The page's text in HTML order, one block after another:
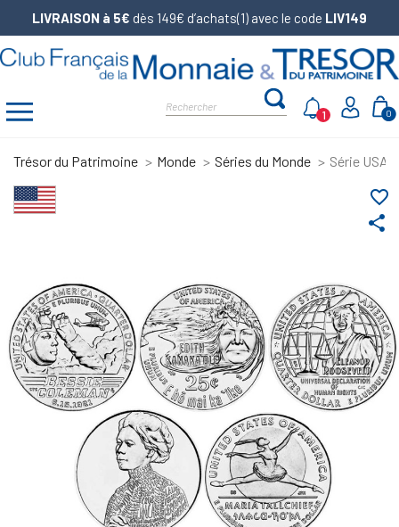
LIVRAISON à 5€ dès 149€ d’achats(1) avec le code LIV149
0
1
Trésor du Patrimoine Monde Séries du Monde Série USA
share
favorite_border